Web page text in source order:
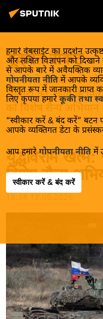
हमारे वेबसाईट का प्रदर्शन
और लक्षित विज्ञापन को
से आपके बारे में अवैयक्तिक
गोपनीयता नीति में आपके
विस्तृत रूप में जानकारी
लिए कृपया हमारे कूकी तथा
“स्वीकार करें & बंद करें”
आपके व्यक्तिगत डेटा के
आप हमारे गोपनीयता नीति में
स्वीकार करें & बंद करें
यूक्रेन संकट
मास्को ने डोनबास के
आबादी को, कीव के
को विशेष सैन्य अभियान
युद्धविराम
विशेष सैन्य